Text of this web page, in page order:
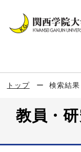
トップ 検索結果
教員・